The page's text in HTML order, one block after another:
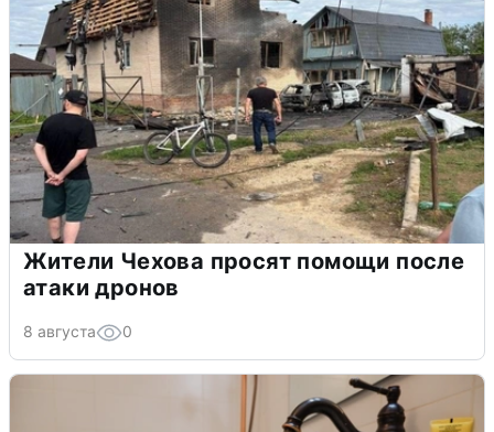
Жители Чехова просят помощи после
атаки дронов
8 августа 0